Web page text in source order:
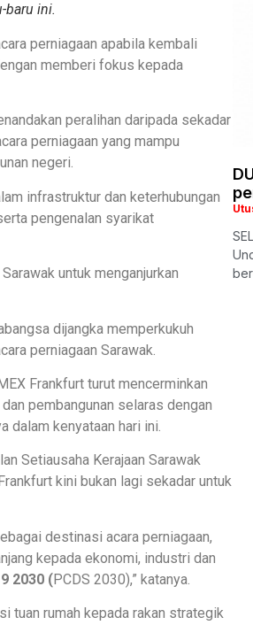
baru ini.
perniagaan apabila kembali
memberi fokus kepada
peralihan daripada sekadar
perniagaan yang mampu
negeri.
infrastruktur dan keterhubungan
pengenalan syarikat
untuk menganjurkan
dijangka memperkukuh
perniagaan Sarawak.
Frankfurt turut mencerminkan
pembangunan selaras dengan
dalam kenyataan hari ini.
Setiausaha Kerajaan Sarawak
kini bukan lagi sekadar untuk
destinasi acara perniagaan,
kepada ekonomi, industri dan
2030 (PCDS 2030),” katanya.
tuan rumah kepada rakan strategik